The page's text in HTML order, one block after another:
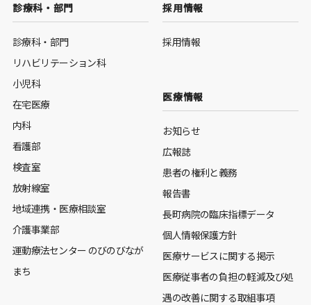
診療科・部門
診療科・部門
リハビリテーション科
小児科
在宅医療
内科
看護部
検査室
放射線室
地域連携・医療相談室
介護事業部
運動療法センター のびのびなが
まち
採用情報
採用情報
医療情報
お知らせ
広報誌
患者の権利と義務
報告書
長町病院の臨床指標データ
個人情報保護方針
医療サービスに関する掲示
医療従事者の負担の軽減及び処
遇の改善に関する取組事項